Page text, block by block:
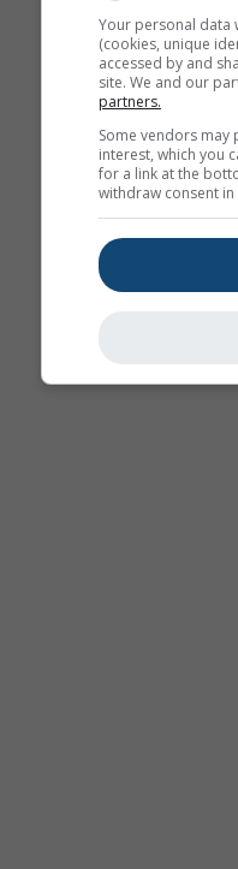
Your personal data
(cookies, unique
accessed by and
site. We and our
partners.
Some vendors
interest, which you
for a link at the
withdraw consent